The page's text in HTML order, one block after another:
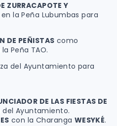
ZURRACAPOTE Y
en la Peña Lubumbas para
DE PEÑISTAS como
Peña TAO.
del Ayuntamiento para
DE LAS FIESTAS DE
Ayuntamiento.
con la Charanga WESYKÉ.